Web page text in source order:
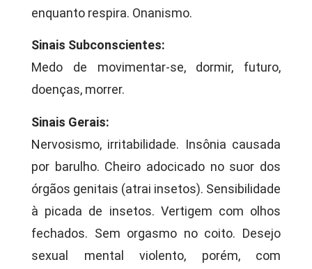
enquanto respira. Onanismo.
Sinais Subconscientes:
Medo de movimentar-se, dormir, futuro,
doenças, morrer.
Sinais Gerais:
Nervosismo, irritabilidade. Insônia causada
por barulho. Cheiro adocicado no suor dos
órgãos genitais (atrai insetos). Sensibilidade
à picada de insetos. Vertigem com olhos
fechados. Sem orgasmo no coito. Desejo
sexual mental violento, porém, com